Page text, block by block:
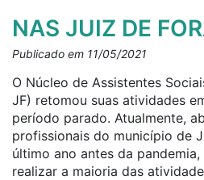
NAS JUIZ DE
Publicado em 11/05/2021
O Núcleo de Assistentes
JF) retomou suas atividades
período parado. Atualmente,
profissionais do município de
último ano antes da
realizar a maioria das